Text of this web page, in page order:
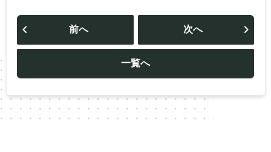
投
ビ
ー
シ
ョ
前へ
一覧へ
次へ